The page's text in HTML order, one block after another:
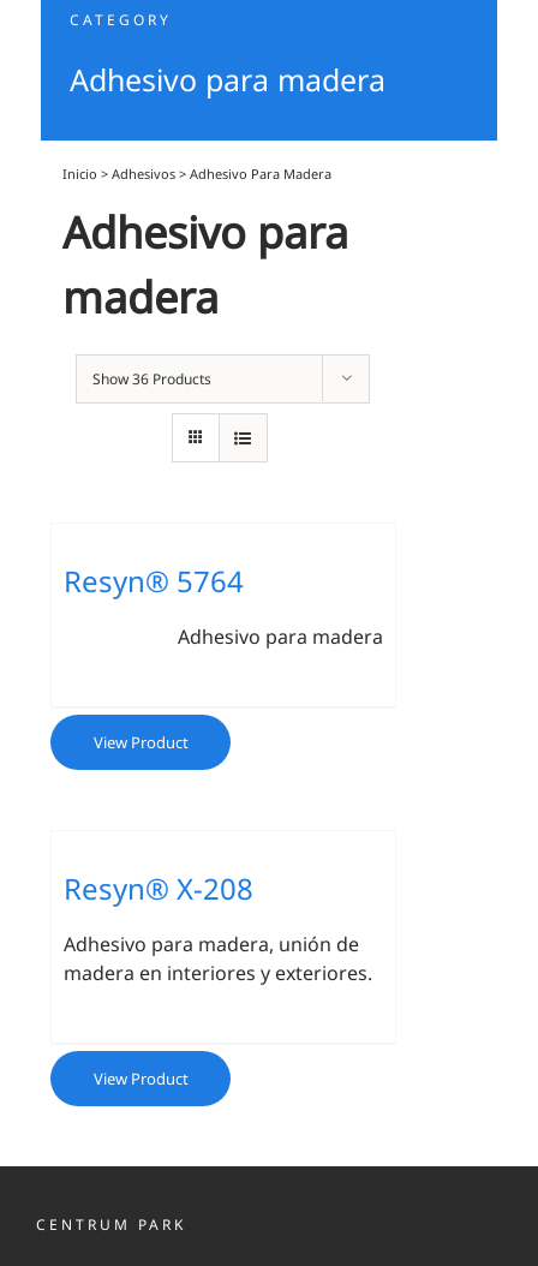
CATEGORY
Adhesivo para madera
Inicio >Adhesivos >Adhesivo Para Madera
Adhesivo para
madera
Show36 Products
Resyn® 5764
Adhesivo para madera
View Product
Resyn® X-208
Adhesivo para madera, unión de
madera en interiores y exteriores.
View Product
CENTRUM PARK